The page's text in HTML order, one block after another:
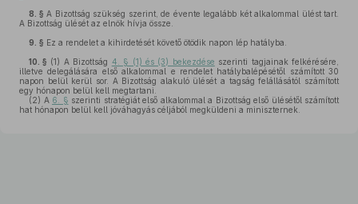
8. § A Bizottság szükség szerint, de évente legalább két alkalommal ülést tart.
A Bizottság ülését az elnök hívja össze.
9. § Ez a rendelet a kihirdetését követő ötödik napon lép hatályba.
10. § (1) A Bizottság 4. § (1) és (3) bekezdése szerinti tagjainak felkérésére,
illetve delegálására első alkalommal e rendelet hatálybalépésétől számított 30
napon belül kerül sor. A Bizottság alakuló ülését a tagság felállásától számított
egy hónapon belül kell megtartani.
(2) A 6. § szerinti stratégiát első alkalommal a Bizottság első ülésétől számított
hat hónapon belül kell jóváhagyás céljából megküldeni a miniszternek.